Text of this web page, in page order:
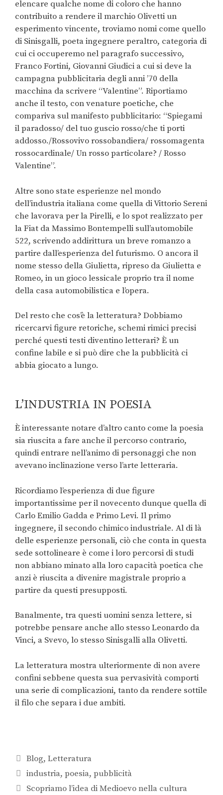
elencare qualche nome di coloro che hanno
contribuito a rendere il marchio Olivetti un
esperimento vincente, troviamo nomi come quello
di Sinisgalli, poeta ingegnere peraltro, categoria di
cui ci occuperemo nel paragrafo successivo,
Franco Fortini, Giovanni Giudici a cui si deve la
campagna pubblicitaria degli anni ’70 della
macchina da scrivere “Valentine”. Riportiamo
anche il testo, con venature poetiche, che
compariva sul manifesto pubblicitario: “Spiegami
il paradosso/ del tuo guscio rosso/che ti porti
addosso./Rossovivo rossobandiera/ rossomagenta
rossocardinale/ Un rosso particolare? / Rosso
Valentine”.
Altre sono state esperienze nel mondo
dell’industria italiana come quella di Vittorio Sereni
che lavorava per la Pirelli, e lo spot realizzato per
la Fiat da Massimo Bontempelli sull’automobile
522, scrivendo addirittura un breve romanzo a
partire dall’esperienza del futurismo. O ancora il
nome stesso della Giulietta, ripreso da Giulietta e
Romeo, in un gioco lessicale proprio tra il nome
della casa automobilistica e l’opera.
Del resto che cos’è la letteratura? Dobbiamo
ricercarvi figure retoriche, schemi rimici precisi
perché questi testi diventino letterari? È un
confine labile e si può dire che la pubblicità ci
abbia giocato a lungo.
L’INDUSTRIA IN POESIA
È interessante notare d’altro canto come la poesia
sia riuscita a fare anche il percorso contrario,
quindi entrare nell’animo di personaggi che non
avevano inclinazione verso l’arte letteraria.
Ricordiamo l’esperienza di due figure
importantissime per il novecento dunque quella di
Carlo Emilio Gadda e Primo Levi. Il primo
ingegnere, il secondo chimico industriale. Al di là
delle esperienze personali, ciò che conta in questa
sede sottolineare è come i loro percorsi di studi
non abbiano minato alla loro capacità poetica che
anzi è riuscita a divenire magistrale proprio a
partire da questi presupposti.
Banalmente, tra questi uomini senza lettere, si
potrebbe pensare anche allo stesso Leonardo da
Vinci, a Svevo, lo stesso Sinisgalli alla Olivetti.
La letteratura mostra ulteriormente di non avere
confini sebbene questa sua pervasività comporti
una serie di complicazioni, tanto da rendere sottile
il filo che separa i due ambiti.
Blog,Letteratura
industria,poesia,pubblicità
Scopriamo l’idea di Medioevo nella cultura